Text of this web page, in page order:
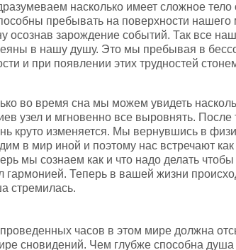
насколько имеет сложное тело
пребывать на поверхности нашего
осознав зарождение событий. Так все
в нашу душу. Это мы пребывая в
и при появлении этих трудностей
во время сна мы можем увидеть
узел и мгновенно все выровнять. После
круто изменяется. Мы вернувшись в
в мир иной и поэтому нас встречают
мы сознаем как и что надо делать
гармонией. Теперь в вашей жизни
стремилась.
часов в этом мире должна
сновидений. Чем глубже способна